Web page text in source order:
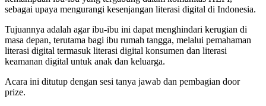
sebagai upaya mengurangi kesenjangan literasi digital di Indonesia.
Tujuannya adalah agar ibu-ibu ini dapat menghindari kerugian di
masa depan, terutama bagi ibu rumah tangga, melalui pemahaman
literasi digital termasuk literasi digital konsumen dan literasi
keamanan digital untuk anak dan keluarga.
Acara ini ditutup dengan sesi tanya jawab dan pembagian door
prize.